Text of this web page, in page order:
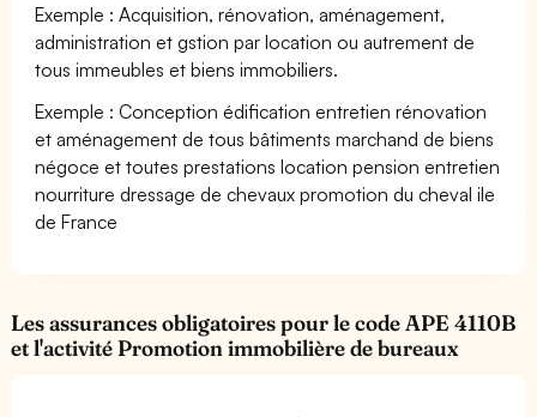
Exemple : Acquisition, rénovation, aménagement,
administration et gstion par location ou autrement de
tous immeubles et biens immobiliers.
Exemple : Conception édification entretien rénovation
et aménagement de tous bâtiments marchand de biens
négoce et toutes prestations location pension entretien
nourriture dressage de chevaux promotion du cheval ile
de France
Les assurances obligatoires pour le code APE 4110B
et l'activité Promotion immobilière de bureaux